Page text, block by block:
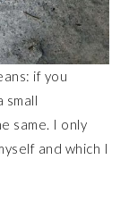
if you
small
same. I only
and which I